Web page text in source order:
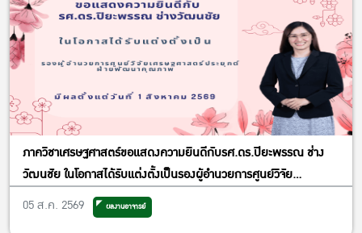
ภาควิชาเศรษฐศาสตร์ขอแสดงความยินดีกับรศ.ดร.ปิยะพรรณ ช่าง
วัฒนชัย ในโอกาสได้รับแต่งตั้งเป็นรองผู้อำนวยการศูนย์วิจัย
เศรษฐศาสตร์ประยุกต์ ฝ่ายพัฒนาคุณภาพ
05 ส.ค. 2569 ผลงานอาจารย์